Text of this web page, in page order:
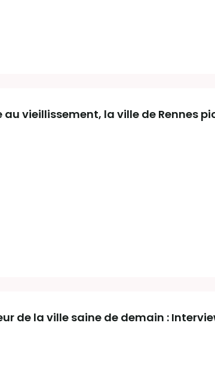
vieillissement, la ville de Rennes
de la ville saine de demain :